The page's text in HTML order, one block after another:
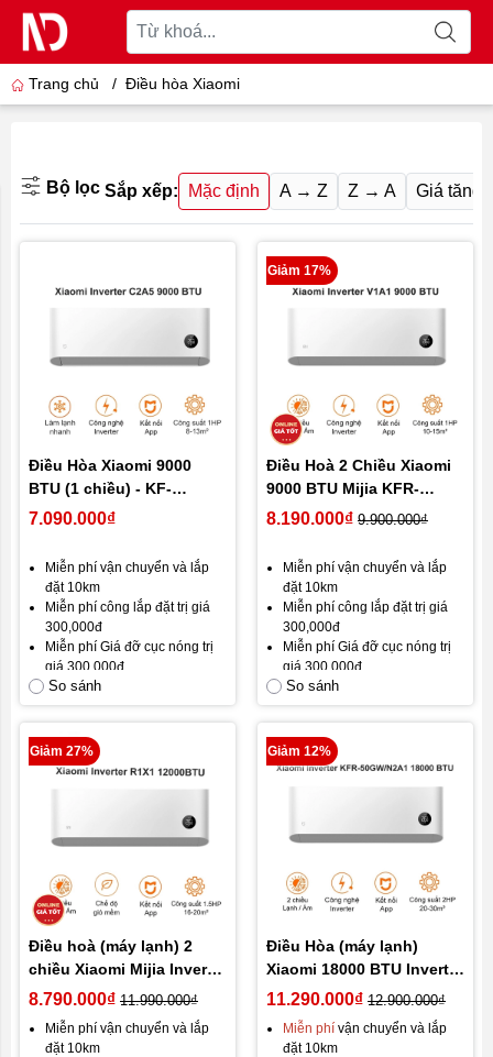
Trang chủ / Điều hòa Xiaomi
Bộ lọc Sắp xếp: Mặc định A → Z Z → A Giá tăng
Điều Hòa Xiaomi 9000
BTU (1 chiều) - KF-
25GW/C2A5
7.090.000₫
Miễn phí vận chuyển và lắp
đặt 10km
Miễn phí công lắp đặt trị giá
300,000đ
Miễn phí Giá đỡ cục nóng trị
giá 300,000đ
Hỗ trợ trả góp 0% nhanh
chóng
Hàng mới 100%
Brandnew Fullbox
Bảo hành 12 tháng, đổi mới
So sánh
Giảm 17%
Điều Hoà 2 Chiều Xiaomi
9000 BTU Mijia KFR-
26W/V1A1 – Điều hòa 1HP
8.190.000₫ 9.900.000₫
Miễn phí vận chuyển và lắp
đặt 10km
Miễn phí công lắp đặt trị giá
300,000đ
Miễn phí Giá đỡ cục nóng trị
giá 300,000đ
Hỗ trợ trả góp 0% nhanh
chóng
Hàng mới 100%
Brandnew Fullbox
Bảo hành 12 tháng, đổi mới
trong 30 ngày đầu.
So sánh
Giảm 27%
Điều hoà (máy lạnh) 2
chiều Xiaomi Mijia Inverter
R1X1 – KFR-35GW/12000
8.790.000₫ 11.990.000₫
Miễn phí vận chuyển và lắp
đặt 10km
Giảm 12%
Điều Hòa (máy lạnh)
Xiaomi 18000 BTU Inverter
thông minh Mijia KFR-
chiều)
11.290.000₫ 12.900.000₫
Miễn phí vận chuyển và lắp
đặt 10km